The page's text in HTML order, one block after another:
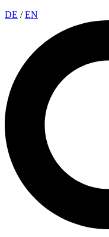
DE /EN